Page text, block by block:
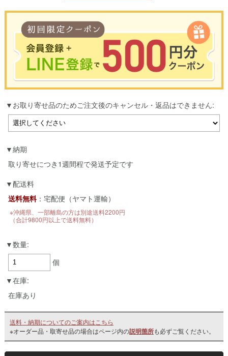
お買い物の前のご登録がおすすめです。
LINEのアカウントを使って簡単に会員登録＆ログインすることも可能です。
お取り寄せ品のためご注文後のキャンセル・返品はできません:
納期
取り寄せにつき1週間程で発送予定です
配送料
送料無料：宅配便（ヤマト運輸）
※沖縄県、一部離島の方は別途送料2200円
（合計9800円以上で送料無料）
数量:
個
在庫:
在庫あり
送料・納期についてのご案内はこちら
※オーダー品・取寄せ品の場合はページ内の説明箇所も必ずご覧ください。